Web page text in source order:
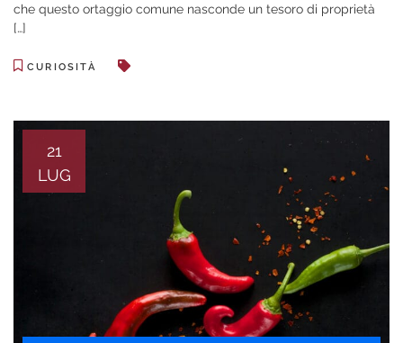
che questo ortaggio comune nasconde un tesoro di proprietà
[…]
CURIOSITÀ
21
LUG